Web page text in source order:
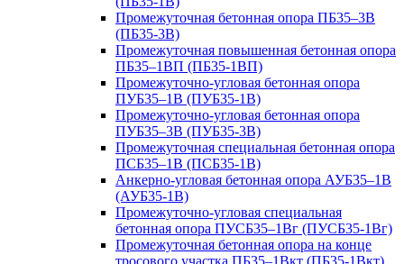
Промежуточная бетонная опора ПБ35–3В
(ПБ35-3В)
Промежуточная повышенная бетонная опора
ПБ35–1ВП (ПБ35-1ВП)
Промежуточно-угловая бетонная опора
ПУБ35–1В (ПУБ35-1В)
Промежуточно-угловая бетонная опора
ПУБ35–3В (ПУБ35-3В)
Промежуточная специальная бетонная опора
ПСБ35–1В (ПСБ35-1В)
Анкерно-угловая бетонная опора АУБ35–1В
(АУБ35-1В)
Промежуточно-угловая специальная
бетонная опора ПУСБ35–1Вг (ПУСБ35-1Вг)
Промежуточная бетонная опора на конце
тросового участка ПБ35–1Вкт (ПБ35-1Вкт)